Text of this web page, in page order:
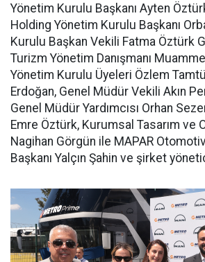
Yönetim Kurulu Başkanı Ayten
Holding Yönetim Kurulu Başkanı
Kurulu Başkan Vekili Fatma Öztürk
Turizm Yönetim Danışmanı
Yönetim Kurulu Üyeleri Özlem
Erdoğan, Genel Müdür Vekili Akın
Genel Müdür Yardımcısı Orhan
Emre Öztürk, Kurumsal Tasarım ve
Nagihan Görgün ile MAPAR
Başkanı Yalçın Şahin ve şirket